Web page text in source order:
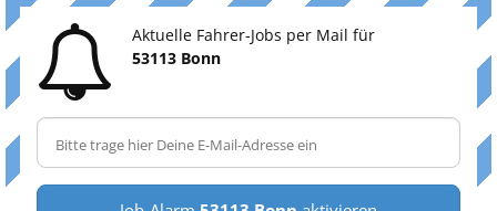
Aktuelle Fahrer-Jobs per Mail für
53113 Bonn